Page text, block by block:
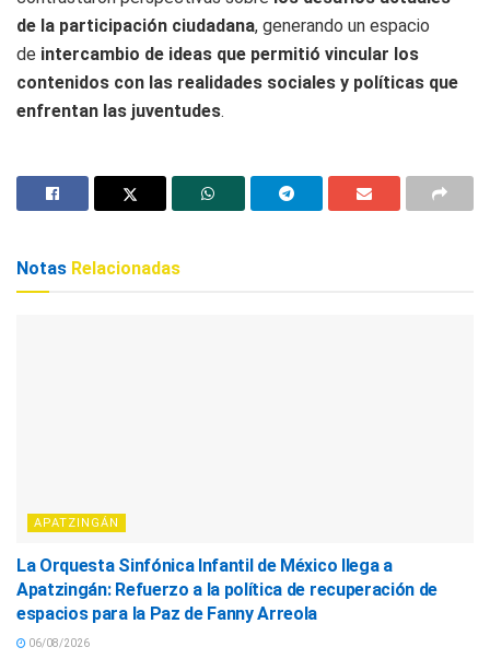
de la participación ciudadana, generando un espacio
de intercambio de ideas que permitió vincular los
contenidos con las realidades sociales y políticas que
enfrentan las juventudes.
Notas Relacionadas
APATZINGÁN
La Orquesta Sinfónica Infantil de México llega a
Apatzingán: Refuerzo a la política de recuperación de
espacios para la Paz de Fanny Arreola
06/08/2026